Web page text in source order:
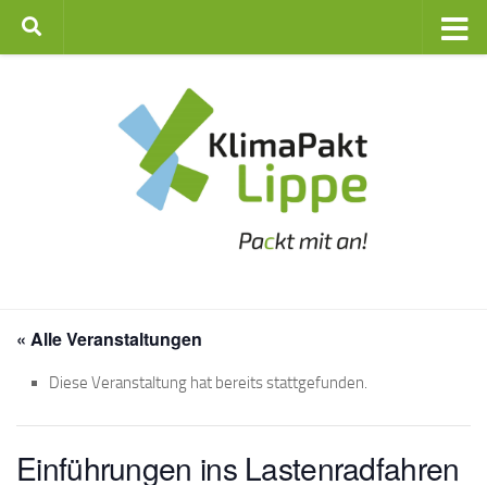
Zum Inhalt springen
« Alle Veranstaltungen
Diese Veranstaltung hat bereits stattgefunden.
Einführungen ins Lastenradfahren